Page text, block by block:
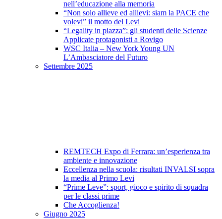
nell’educazione alla memoria
“Non solo allieve ed allievi: siam la PACE che
volevi” il motto del Levi
“Legality in piazza”: gli studenti delle Scienze
Applicate protagonisti a Rovigo
WSC Italia – New York Young UN
L’Ambasciatore del Futuro
Settembre 2025
REMTECH Expo di Ferrara: un’esperienza tra
ambiente e innovazione
Eccellenza nella scuola: risultati INVALSI sopra
la media al Primo Levi
“Prime Leve”: sport, gioco e spirito di squadra
per le classi prime
Che Accoglienza!
Giugno 2025